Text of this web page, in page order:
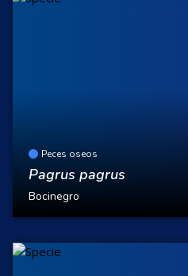
Peces oseos
Pagrus pagrus
Bocinegro